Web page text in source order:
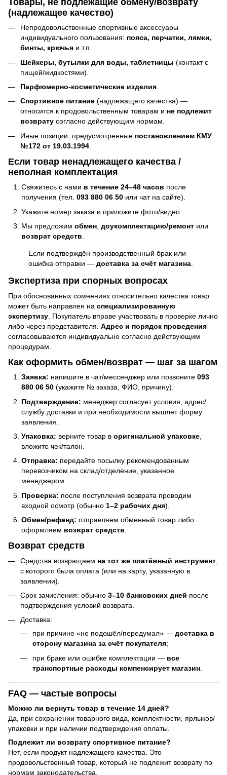
(надлежащее качество)
Непродовольственные спортивные аксессуары
индивидуального пользования: пояса, перчатки, лямки,
бинты, крючья и т.п.
Шейкеры, бутылки для воды, таблетницы (контакт с
пищей/жидкостями).
Парфюмерно-косметические изделия
Спортивное питание (надлежащего качества) —
относится к продовольственным товарам и не подлежит
возврату согласно действующим нормам.
Иные позиции, предусмотренные постановлением КМУ
№172 от 19.03.1994
Если товар ненадлежащего качества /
неполная комплектация
Свяжитесь с нами в течение 24–48 часов после
получения (тел. 093 880 06 50 или чат на сайте).
Укажите номер заказа и приложите фото/видео.
Мы предложим обмен доукомплектацию/ремонт или
возврат средств
Если подтверждён производственный брак или
ошибка отправки — доставка за счёт магазина
Экспертиза при спорных вопросах
При обоснованных сомнениях относительно качества товар
может быть направлен на специализированную
экспертизу . Покупатель вправе участвовать в проверке лично
либо через представителя. Адрес и порядок проведения
согласовываются индивидуально согласно действующим
процедурам.
Как оформить обмен/возврат — шаг за шагом
Заявка: напишите в чат/мессенджер или позвоните 093
880 06 50 (укажите № заказа, ФИО, причину).
Подтверждение: менеджер согласует условия, адрес/
службу доставки и при необходимости вышлет форму
заявления.
Упаковка: верните товар в оригинальной упаковке
вложите чек/талон.
Отправка: передайте посылку рекомендованным
перевозчиком на склад/отделение, указанное
менеджером.
Проверка: после поступления возврата проводим
входной осмотр (обычно 1–2 рабочих дня).
Обмен/рефанд: отправляем обменный товар либо
оформляем возврат средств
Возврат средств
Средства возвращаем на тот же платёжный инструмент
с которого была оплата (или на карту, указанную в
заявлении).
Срок зачисления: обычно 3–10 банковских дней после
подтверждения условий возврата.
Доставка:
при причине «не подошёл/передумал» — доставка в
сторону магазина за счёт покупателя;
при браке или ошибке комплектации — все
транспортные расходы компенсирует магазин
FAQ — частые вопросы
Можно ли вернуть товар в течение 14 дней?
Да, при сохранении товарного вида, комплектности, ярлыков/
упаковки и при наличии подтверждения оплаты.
Подлежит ли возврату спортивное питание?
Нет, если продукт надлежащего качества. Это
продовольственный товар, который не подлежит возврату по
нормам законодательства.